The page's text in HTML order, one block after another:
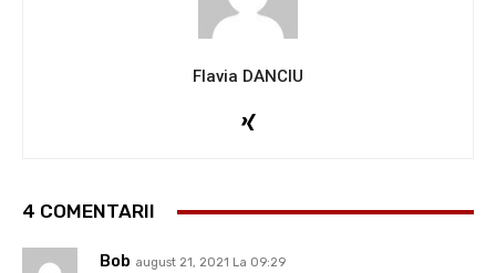
Flavia DANCIU
4 COMENTARII
Bob august 21, 2021 La 09:29